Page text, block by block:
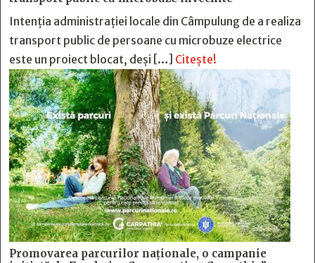
Intenția administrației locale din Câmpulung de a realiza
transport public de persoane cu microbuze electrice
este un proiect blocat, deși […] Citește!
Promovarea parcurilor naționale, o campanie